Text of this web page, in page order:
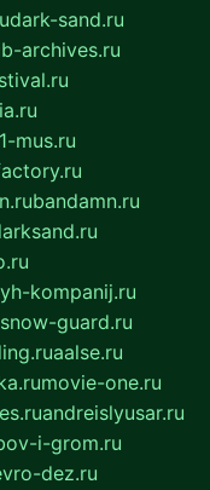
dark-sand.ru
archives.ru
1-mus.ru
bandamn.ru
kompanij.ru
snow-guard.ru
aalse.ru
movie-one.ru
andreislyusar.ru
i-grom.ru
dez.ru